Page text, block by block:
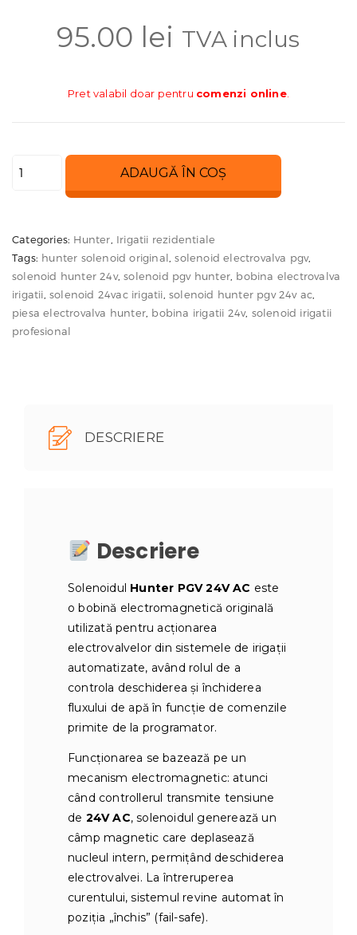
95.00 lei TVA inclus
Pret valabil doar pentru comenzi online.
Cantitate
24V
AC
–
bobină
electrovalvă
ADAUGĂ ÎN COȘ
Categories: Hunter Irigatii rezidentiale
Tags: hunter solenoid original ,solenoid electrovalva pgv,
solenoid hunter 24v,solenoid pgv hunter bobina electrovalva
irigatii ,solenoid 24vac irigatii ,solenoid hunter pgv 24v ac
piesa electrovalva hunter bobina irigatii 24v, solenoid irigatii
profesional
DESCRIERE
Descriere
Solenoidul Hunter PGV 24V AC este
o bobină electromagnetică originală
utilizată pentru acționarea
electrovalvelor din sistemele de irigații
automatizate, având rolul de a
controla deschiderea și închiderea
fluxului de apă în funcție de comenzile
primite de la programator.
Funcționarea se bazează pe un
mecanism electromagnetic: atunci
când controllerul transmite tensiune
de 24V AC, solenoidul generează un
câmp magnetic care deplasează
nucleul intern, permițând deschiderea
electrovalvei. La întreruperea
curentului, sistemul revine automat în
poziția „închis” (fail-safe).